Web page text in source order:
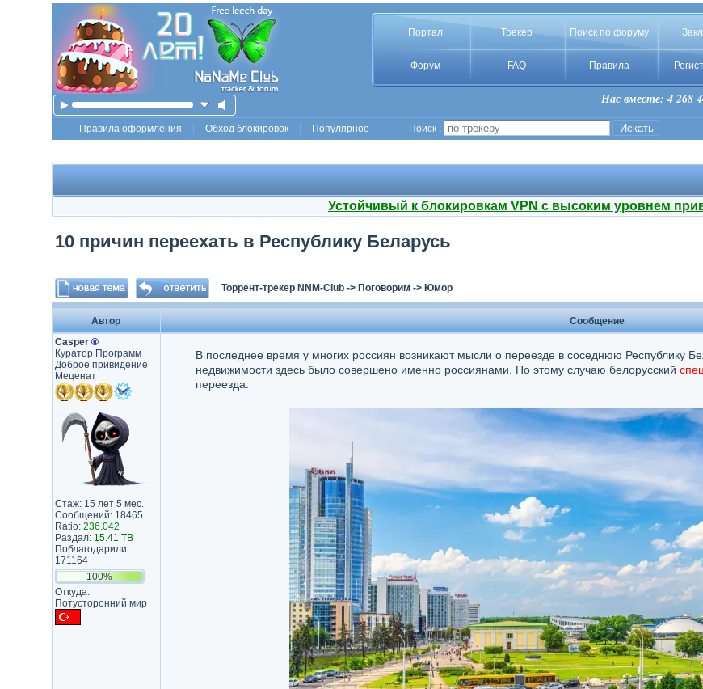
Портал Трекер Поиск по форуму
Форум FAQ Правила
Нас вместе: 4 268
Правила оформления Обход блокировок Популярное Поиск :
Устойчивый к блокировкам VPN с высоким уровнем
10 причин переехать в Республику Беларусь
Торрент-трекер NNM-Club-> Поговорим -> Юмор
Автор
Сообщение
Casper ®
Куратор Программ
Доброе привидение
Меценат
Стаж: 15 лет 5 мес.
Сообщений: 18465
Ratio: 236.042
Раздал: 15.41 TB
Поблагодарили:
171164
100%
Откуда:
Потусторонний мир
В последнее время у многих россиян возникают мысли о переезде в соседнюю Республику
недвижимости здесь было совершено именно россиянами. По этому случаю белорусский
переезда.